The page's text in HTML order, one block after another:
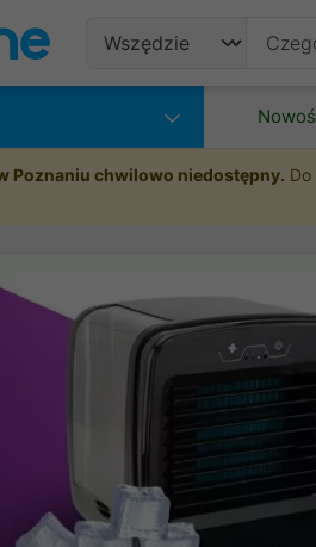
Poznaniu chwilowo niedostępny.